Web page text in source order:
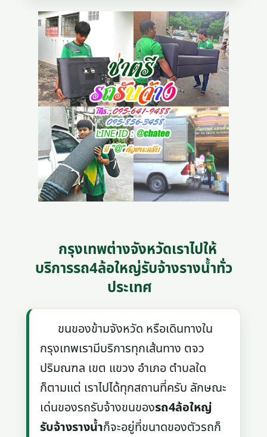
กรุงเทพต่างจังหวัดเราไปให้
บริการรถ4ล้อใหญ่รับจ้างรางน้ำทั่ว
ประเทศ
ขนของข้ามจังหวัด หรือเดินทางใน
กรุงเทพเรามีบริการทุกเส้นทาง ตจว
ปริมณฑล เขต แขวง อำเภอ ตำบลใด
ก็ตามแต่ เราไปได้ทุกสถานที่ครับ ลักษณะ
เด่นของรถรับจ้างขนของรถ4ล้อใหญ่
รับจ้างรางน้ำก็จะอยู่ที่ขนาดของตัวรถก็